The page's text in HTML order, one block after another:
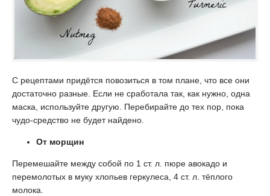
С рецептами придётся повозиться в том плане, что все они
достаточно разные. Если не сработала так, как нужно, одна
маска, используйте другую. Перебирайте до тех пор, пока
чудо-средство не будет найдено.
От морщин
Перемешайте между собой по 1 ст. л. пюре авокадо и
перемолотых в муку хлопьев геркулеса, 4 ст. л. тёплого
молока.